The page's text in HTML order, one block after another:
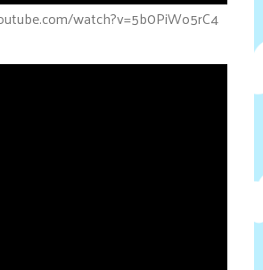
watch?v=5b0PiWo5rC4